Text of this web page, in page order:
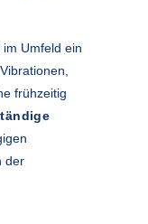
Umfeld ein
frühzeitig
der